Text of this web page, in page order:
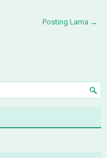
Posting Lama →